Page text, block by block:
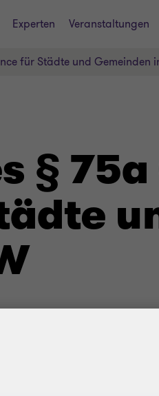
Experten Veranstaltungen
für Städte und Gemeinden
§ 75a